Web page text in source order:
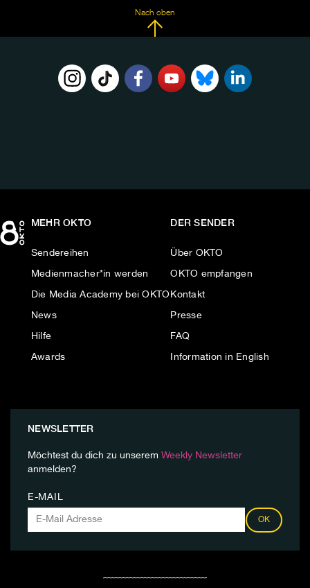
Nach oben
MEHR OKTO
Sendereihen
Medienmacher*in werden
Die Media Academy bei OKTO
News
Hilfe
Awards
DER SENDER
Über OKTO
OKTO empfangen
Kontakt
Presse
FAQ
Information in English
NEWSLETTER
Möchtest du dich zu unserem Weekly Newsletter
anmelden?
E-MAIL
OK